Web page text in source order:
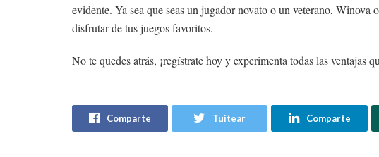
evidente. Ya sea que seas un jugador novato o un veterano, Winova
disfrutar de tus juegos favoritos.
No te quedes atrás, ¡regístrate hoy y experimenta todas las ventajas
Comparte Tuitear Comparte